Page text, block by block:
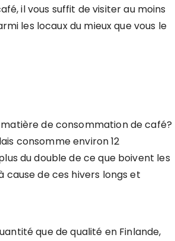
il vous suffit de visiter au moins
les locaux du mieux que vous le
de consommation de café?
consomme environ 12
du double de ce que boivent les
cause de ces hivers longs et
que de qualité en Finlande,